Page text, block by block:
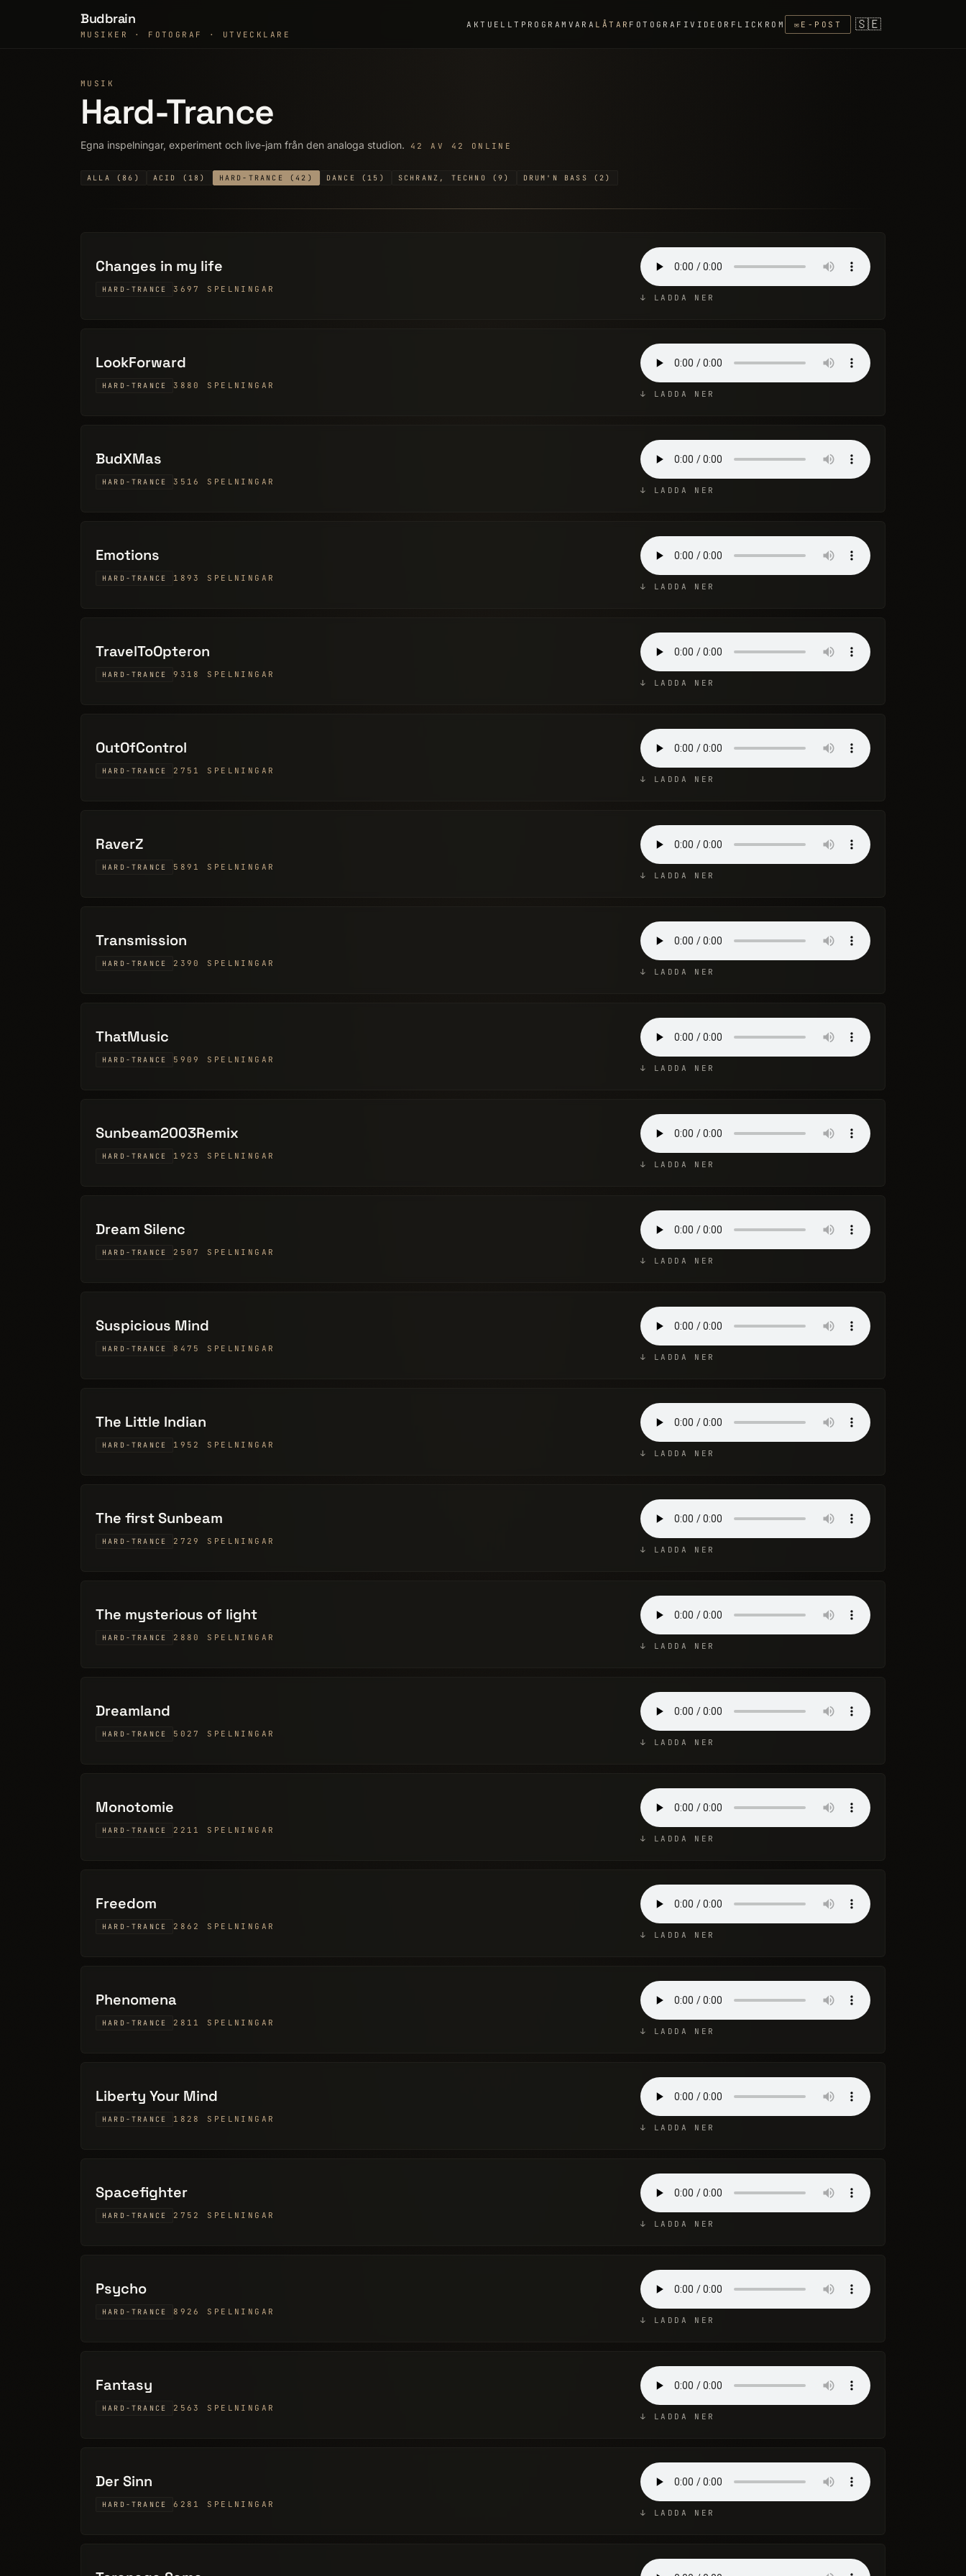
Budbrain
MUSIKER · FOTOGRAF · UTVECKLARE
AKTUELLT PROGRAMVARA LÅTAR FOTOGRAFIVIDEOR FLICKR OM ✉ E-POST 🇸🇪
MUSIK
Hard-Trance
Egna inspelningar, experiment och live-jam från den analoga studion. 42 AV 42 ONLINE
ALLA (86) ACID (18) HARD-TRANCE (42) DANCE (15) SCHRANZ, TECHNO (9) DRUM'N BASS (2)
Changes in my life
HARD-TRANCE
3697 SPELNINGAR
↓ LADDA NER
LookForward
HARD-TRANCE
3880 SPELNINGAR
↓ LADDA NER
BudXMas
HARD-TRANCE
3516 SPELNINGAR
↓ LADDA NER
Emotions
HARD-TRANCE
1893 SPELNINGAR
↓ LADDA NER
TravelToOpteron
HARD-TRANCE
9318 SPELNINGAR
↓ LADDA NER
OutOfControl
HARD-TRANCE
2751 SPELNINGAR
↓ LADDA NER
RaverZ
HARD-TRANCE
5891 SPELNINGAR
↓ LADDA NER
Transmission
HARD-TRANCE
2390 SPELNINGAR
↓ LADDA NER
ThatMusic
HARD-TRANCE
5909 SPELNINGAR
↓ LADDA NER
Sunbeam2003Remix
HARD-TRANCE
1923 SPELNINGAR
↓ LADDA NER
Dream Silenc
HARD-TRANCE
2507 SPELNINGAR
↓ LADDA NER
Suspicious Mind
HARD-TRANCE
8475 SPELNINGAR
↓ LADDA NER
The Little Indian
HARD-TRANCE
1952 SPELNINGAR
↓ LADDA NER
The first Sunbeam
HARD-TRANCE
2729 SPELNINGAR
↓ LADDA NER
The mysterious of light
HARD-TRANCE
2880 SPELNINGAR
↓ LADDA NER
Dreamland
HARD-TRANCE
5027 SPELNINGAR
↓ LADDA NER
Monotomie
HARD-TRANCE
2211 SPELNINGAR
↓ LADDA NER
Freedom
HARD-TRANCE
2862 SPELNINGAR
↓ LADDA NER
Phenomena
HARD-TRANCE
2811 SPELNINGAR
↓ LADDA NER
Liberty Your Mind
HARD-TRANCE
1828 SPELNINGAR
↓ LADDA NER
Spacefighter
HARD-TRANCE
2752 SPELNINGAR
↓ LADDA NER
Psycho
HARD-TRANCE
8926 SPELNINGAR
↓ LADDA NER
Fantasy
HARD-TRANCE
2563 SPELNINGAR
↓ LADDA NER
Der Sinn
HARD-TRANCE
6281 SPELNINGAR
↓ LADDA NER